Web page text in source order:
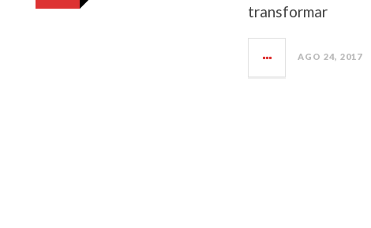
transformar
AGO 24, 2017